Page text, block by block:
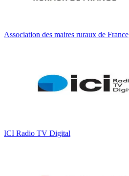
Association des maires ruraux de France
ICI Radio TV Digital